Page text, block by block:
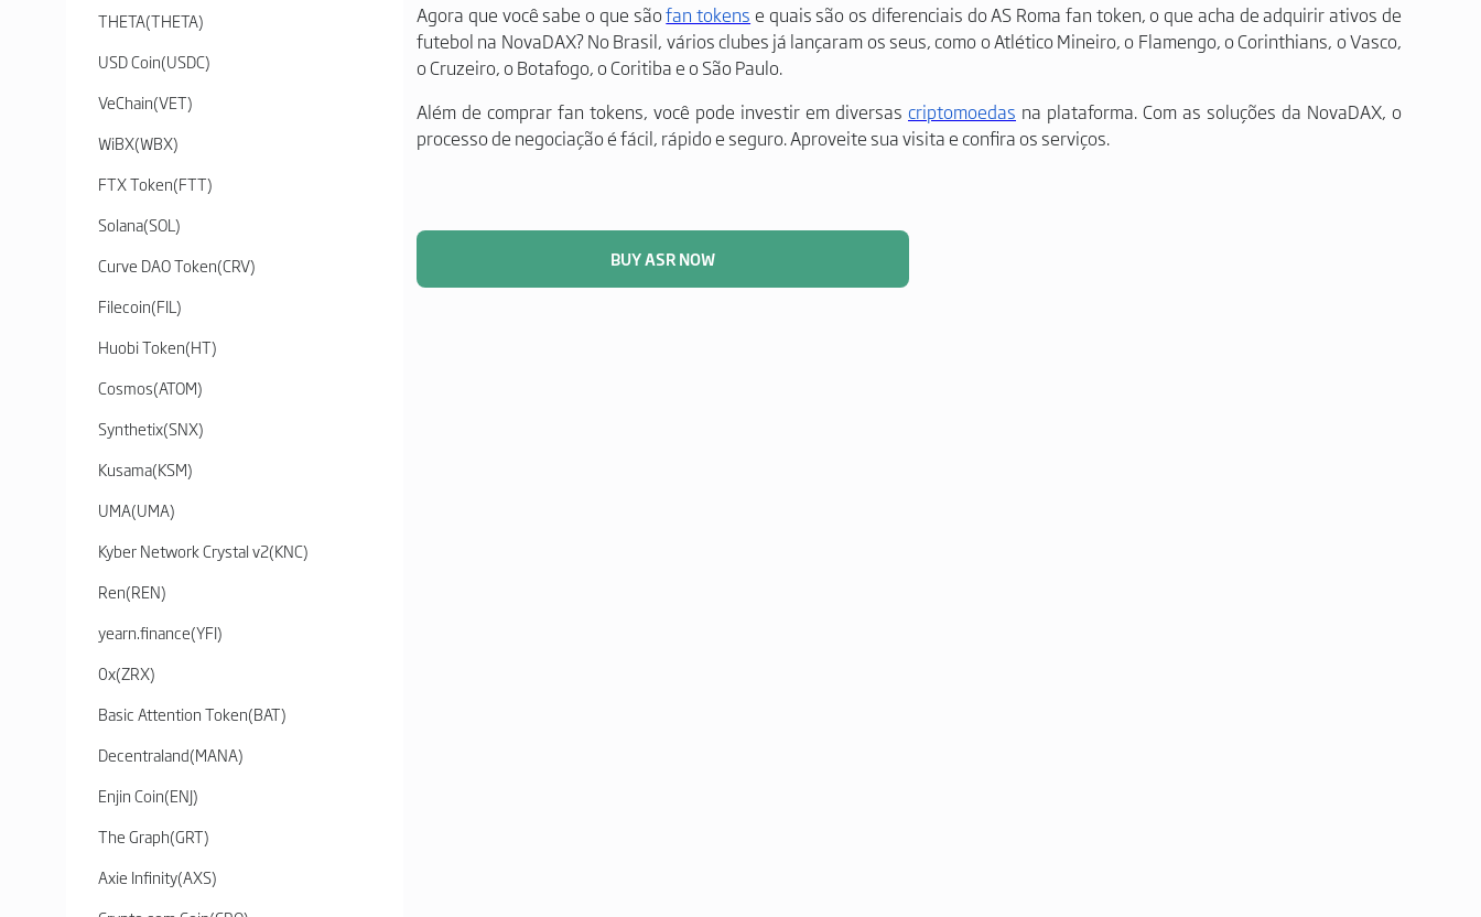
THETA(THETA)
USD Coin(USDC)
VeChain(VET)
WiBX(WBX)
FTX Token(FTT)
Solana(SOL)
Curve DAO Token(CRV)
Filecoin(FIL)
Huobi Token(HT)
Cosmos(ATOM)
Synthetix(SNX)
Kusama(KSM)
UMA(UMA)
Kyber Network Crystal v2(KNC)
Ren(REN)
yearn.finance(YFI)
0x(ZRX)
Basic Attention Token(BAT)
Decentraland(MANA)
Enjin Coin(ENJ)
The Graph(GRT)
Axie Infinity(AXS)
Agora que você sabe o que sãofan tokens e quais são os diferenciais do AS Roma fan token, o que acha de adquirir ativos de
futebol na NovaDAX? No Brasil, vários clubes já lançaram os seus, como o Atlético Mineiro, o Flamengo, o Corinthians, o Vasco,
o Cruzeiro, o Botafogo, o Coritiba e o São Paulo.
Além de comprar fan tokens, você pode investir em diversas criptomoedas na plataforma. Com as soluções da NovaDAX, o
processo de negociação é fácil, rápido e seguro. Aproveite sua visita e confira os serviços.
BUY ASR NOW